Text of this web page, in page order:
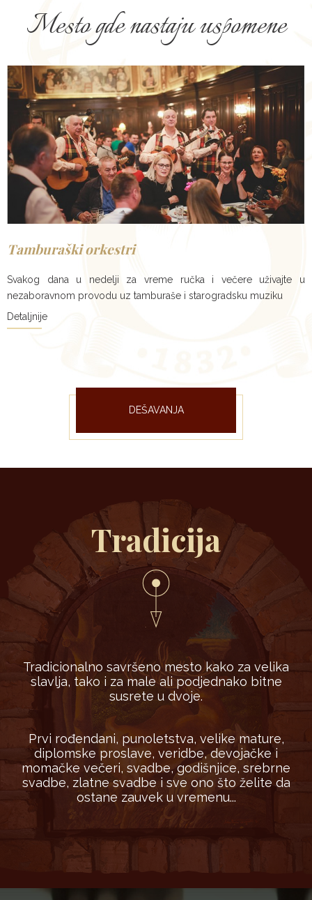
Mesto gde nastaju uspomene
Tamburaški orkestri
Svakog dana u nedelji za vreme ručka i večere uživajte u
nezaboravnom provodu uz tamburaše i starogradsku muziku
Detaljnije
DEŠAVANJA
Tradicija
Tradicionalno savršeno mesto kako za velika
slavlja, tako i za male ali podjednako bitne
susrete u dvoje.
Prvi rođendani, punoletstva, velike mature,
diplomske proslave, veridbe, devojačke i
momačke večeri, svadbe, godišnjice, srebrne
svadbe, zlatne svadbe i sve ono što želite da
ostane zauvek u vremenu...